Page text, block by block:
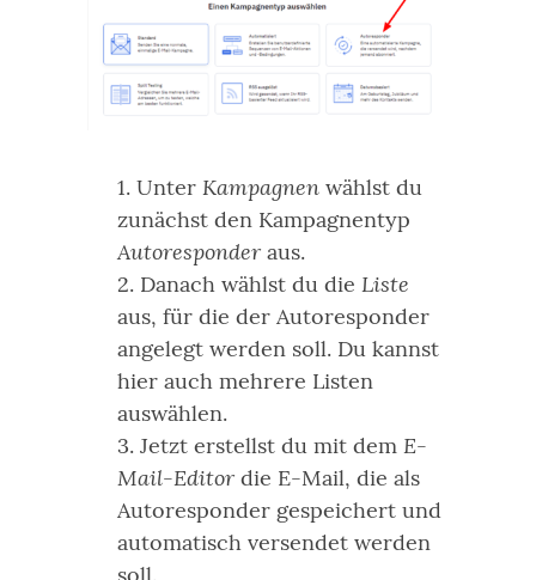
Unter Kampagnenwählst du
zunächst den Kampagnentyp
Autoresponderaus.
Danach wählst du die Liste
aus, für die der Autoresponder
angelegt werden soll. Du kannst
hier auch mehrere Listen
auswählen.
Jetzt erstellst du mit dem E-
Mail-Editordie E-Mail, die als
Autoresponder gespeichert und
automatisch versendet werden